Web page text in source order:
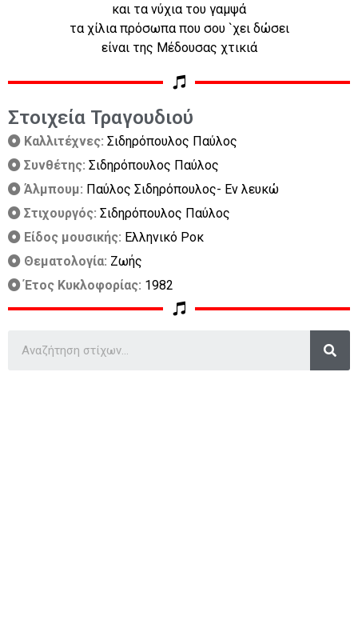
και τα νύχια του γαμψά
τα χίλια πρόσωπα που σου `χει δώσει
είναι της Μέδουσας χτικιά
Στοιχεία Τραγουδιού
Καλλιτέχνες: Σιδηρόπουλος Παύλος
Συνθέτης: Σιδηρόπουλος Παύλος
Άλμπουμ: Παύλος Σιδηρόπουλος- Εν λευκώ
Στιχουργός: Σιδηρόπουλος Παύλος
Είδος μουσικής: Ελληνικό Ροκ
Θεματολογία: Ζωής
Έτος Κυκλοφορίας: 1982